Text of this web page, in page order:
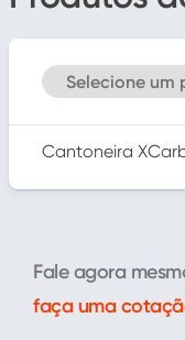
Cantoneira
Fale agora
faça uma